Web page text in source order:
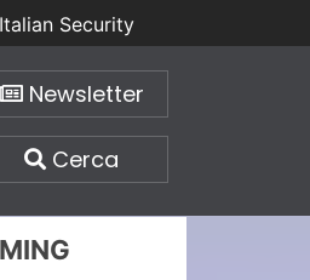
Italian Security
Newsletter
Cerca